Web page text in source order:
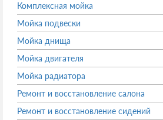
Комплексная мойка
Мойка подвески
Мойка днища
Мойка двигателя
Мойка радиатора
Ремонт и восстановление салона
Ремонт и восстановление сидений